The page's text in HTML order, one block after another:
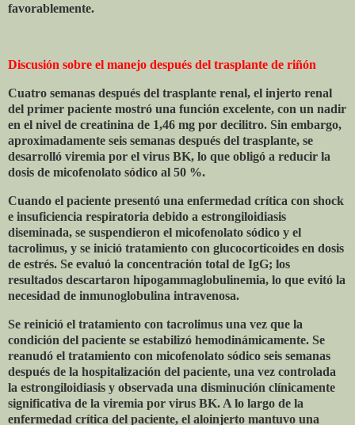
favorablemente.
Discusión sobre el manejo después del trasplante de riñón
Cuatro semanas después del trasplante renal, el injerto renal
del primer paciente mostró una función excelente, con un nadir
en el nivel de creatinina de 1,46 mg por decilitro. Sin embargo,
aproximadamente seis semanas después del trasplante, se
desarrolló viremia por el virus BK, lo que obligó a reducir la
dosis de micofenolato sódico al 50 %.
Cuando el paciente presentó una enfermedad crítica con shock
e insuficiencia respiratoria debido a estrongiloidiasis
diseminada, se suspendieron el micofenolato sódico y el
tacrolimus, y se inició tratamiento con glucocorticoides en dosis
de estrés. Se evaluó la concentración total de IgG; los
resultados descartaron hipogammaglobulinemia, lo que evitó la
necesidad de inmunoglobulina intravenosa.
Se reinició el tratamiento con tacrolimus una vez que la
condición del paciente se estabilizó hemodinámicamente. Se
reanudó el tratamiento con micofenolato sódico seis semanas
después de la hospitalización del paciente, una vez controlada
la estrongiloidiasis y observada una disminución clínicamente
significativa de la viremia por virus BK. A lo largo de la
enfermedad crítica del paciente, el aloinjerto mantuvo una